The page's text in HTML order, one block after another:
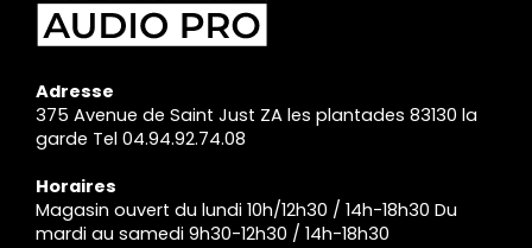
Adresse
375 Avenue de Saint Just ZA les plantades 83130 la
garde Tel 04.94.92.74.08
Horaires
Magasin ouvert du lundi 10h/12h30 / 14h-18h30 Du
mardi au samedi 9h30-12h30 / 14h-18h30